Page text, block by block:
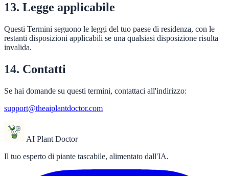
13. Legge applicabile
Questi Termini seguono le leggi del tuo paese di residenza, con le
restanti disposizioni applicabili se una qualsiasi disposizione risulta
invalida.
14. Contatti
Se hai domande su questi termini, contattaci all'indirizzo:
support@theaiplantdoctor.com
AI Plant Doctor
Il tuo esperto di piante tascabile, alimentato dall'IA.